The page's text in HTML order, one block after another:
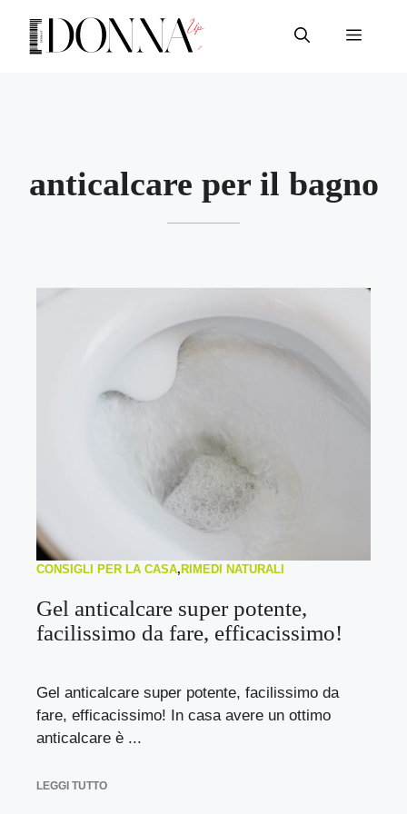
contenuto
Menu
anticalcare per il bagno
CONSIGLI PER LA CASA, RIMEDI NATURALI
Gel anticalcare super potente,
facilissimo da fare, efficacissimo!
Gel anticalcare super potente, facilissimo da
fare, efficacissimo! In casa avere un ottimo
anticalcare è ...
LEGGI TUTTO